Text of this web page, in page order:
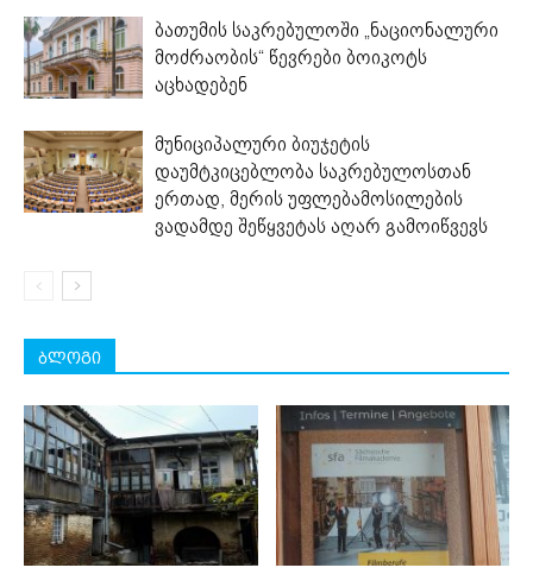
ბათუმის საკრებულოში „ნაციონალური
მოძრაობის“ წევრები ბოიკოტს
აცხადებენ
მუნიციპალური ბიუჯეტის
დაუმტკიცებლობა საკრებულოსთან
ერთად, მერის უფლებამოსილების
ვადამდე შეწყვეტას აღარ გამოიწვევს
ბლოგი